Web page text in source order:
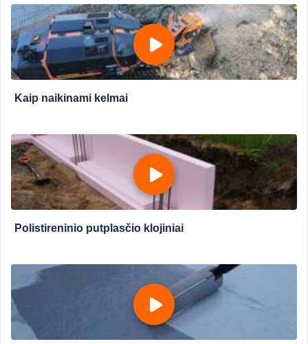
Kaip naikinami kelmai
Polistireninio putplasčio klojiniai